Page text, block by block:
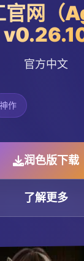
网（
官方中文
神作
润色版下载
了解更多